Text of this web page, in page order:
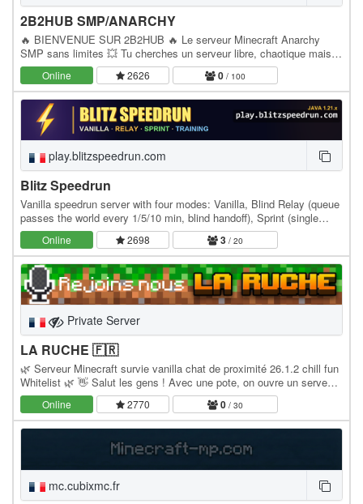
2B2HUB SMP/ANARCHY
🔥 BIENVENUE SUR 2B2HUB 🔥 Le serveur Minecraft Anarchy
SMP sans limites 💥 Tu cherches un serveur libre, chaotique mais
avec des features solides ? 👉 2B2HUB est fait pour…
Online 2626 0 / 100
play.blitzspeedrun.com
Blitz Speedrun
Vanilla speedrun server with four modes: Vanilla, Blind Relay (queue
passes the world every 1/5/10 min, blind handoff), Sprint (single
objective, daily/weekly/random +…
Online 2698 3 / 20
Private Server
LA RUCHE 🇫🇷​
🌿 Serveur Minecraft survie vanilla chat de proximité 26.1.2 chill fun
Whitelist 🌿 👋 Salut les gens ! Avec une pote, on ouvre un serveur
Minecraft survie vanilla sous…
Online 2770 0 / 30
mc.cubixmc.fr